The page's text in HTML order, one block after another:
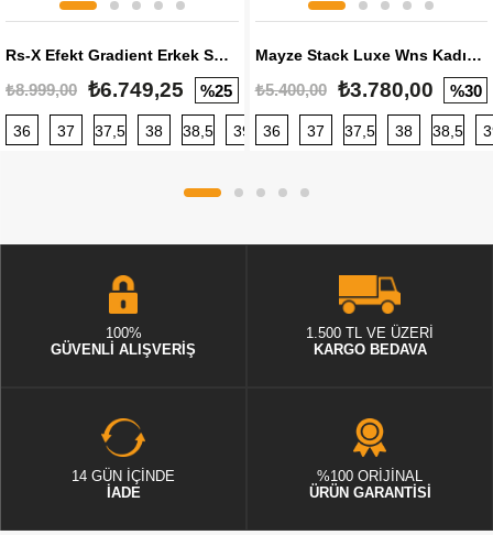
Rs-X Efekt Gradient Erkek Sneaker
₺8.999,00 ₺6.749,25 %25
36 37 37,5 38 38,5 39 40 40,5 41 42 42,5
Mayze Stack Luxe Wns Kadın Sneaker
₺5.400,00 ₺3.780,00 %30
36 37 37,5 38 38,5
100%
GÜVENLİ ALIŞVERİŞ
1.500 TL VE ÜZERİ
KARGO BEDAVA
14 GÜN İÇİNDE
İADE
%100 ORİJİNAL
ÜRÜN GARANTİSİ